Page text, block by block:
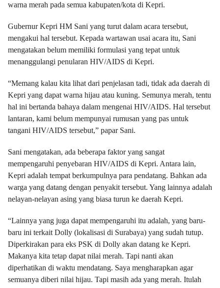
warna merah pada semua kabupaten/kota di Kepri.
Gubernur Kepri HM Sani yang turut dalam acara tersebut,
mengakui hal tersebut. Kepada wartawan usai acara itu, Sani
mengatakan belum memiliki formulasi yang tepat untuk
menanggulangi penularan HIV/AIDS di Kepri.
“Memang kalau kita lihat dari penjelasan tadi, tidak ada daerah di
Kepri yang dapat warna hijau atau kuning. Semunya merah, tentu
hal ini bertanda bahaya dalam mengenai HIV/AIDS. Hal tersebut
lantaran, kami belum mempunyai rumusan yang pas untuk
tangani HIV/AIDS tersebut,” papar Sani.
Sani mengatakan, ada beberapa faktor yang sangat
mempengaruhi penyebaran HIV/AIDS di Kepri. Antara lain,
Kepri adalah tempat berkumpulnya para pendatang. Bahkan ada
warga yang datang dengan penyakit tersebut. Yang lainnya adalah
nelayan-nelayan asing yang biasa turun ke daerah Kepri.
“Lainnya yang juga dapat mempengaruhi itu adalah, yang baru-
baru ini terkait Dolly (lokalisasi di Surabaya) yang sudah tutup.
Diperkirakan para eks PSK di Dolly akan datang ke Kepri.
Makanya kita tetap dapat nilai merah. Tapi nanti akan
diperhatikan di waktu mendatang. Saya mengharapkan agar
semuanya diberi nilai hijau. Tapi masih ada yang merah. Itulah